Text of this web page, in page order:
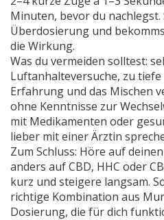
Minuten, bevor du nachlegst.
Überdosierung und
die Wirkung.
Was du vermeiden solltest:
Luftanhalteversuche, zu
Erfahrung und das Mischen
ohne Kenntnisse zur
mit Medikamenten oder
lieber mit einer Ärztin
Zum Schluss: Höre auf
anders auf CBD, HHC oder
kurz und steigere langsam.
richtige Kombination aus
Dosierung, die für dich